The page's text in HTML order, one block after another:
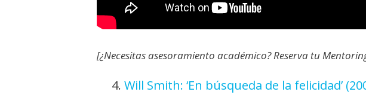
[¿Necesitas asesoramiento académico? Reserva tu
4. Will Smith: ‘En búsqueda de la felicidad’